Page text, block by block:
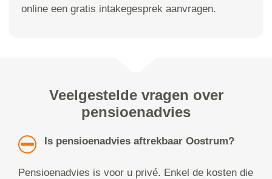
online een gratis intakegesprek aanvragen.
Veelgestelde vragen over
pensioenadvies
Is pensioenadvies aftrekbaar Oostrum?
Pensioenadvies is voor u privé. Enkel de kosten die